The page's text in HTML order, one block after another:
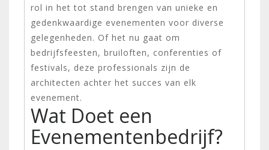
rol in het tot stand brengen van unieke en
gedenkwaardige evenementen voor diverse
gelegenheden. Of het nu gaat om
bedrijfsfeesten, bruiloften, conferenties of
festivals, deze professionals zijn de
architecten achter het succes van elk
evenement.
Wat Doet een
Evenementenbedrijf?